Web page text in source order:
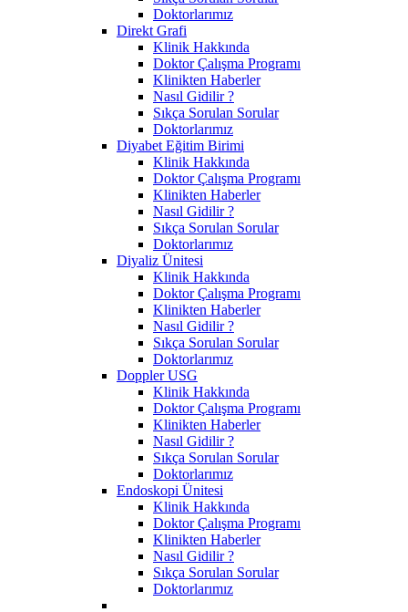
Doktorlarımız
Direkt Grafi
Klinik Hakkında
Doktor Çalışma Programı
Klinikten Haberler
Nasıl Gidilir ?
Sıkça Sorulan Sorular
Doktorlarımız
Diyabet Eğitim Birimi
Klinik Hakkında
Doktor Çalışma Programı
Klinikten Haberler
Nasıl Gidilir ?
Sıkça Sorulan Sorular
Doktorlarımız
Diyaliz Ünitesi
Klinik Hakkında
Doktor Çalışma Programı
Klinikten Haberler
Nasıl Gidilir ?
Sıkça Sorulan Sorular
Doktorlarımız
Doppler USG
Klinik Hakkında
Doktor Çalışma Programı
Klinikten Haberler
Nasıl Gidilir ?
Sıkça Sorulan Sorular
Doktorlarımız
Endoskopi Ünitesi
Klinik Hakkında
Doktor Çalışma Programı
Klinikten Haberler
Nasıl Gidilir ?
Sıkça Sorulan Sorular
Doktorlarımız